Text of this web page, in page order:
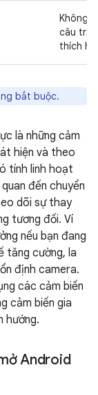
Không
câu trả
thích
bắt buộc.
là những cảm
hiện và theo
tính linh hoạt
đến chuyển
dõi sự thay
tương đối. Ví
nếu bạn đang
tăng cường, la
định camera.
các cảm biến
cảm biến gia
hướng.
Android